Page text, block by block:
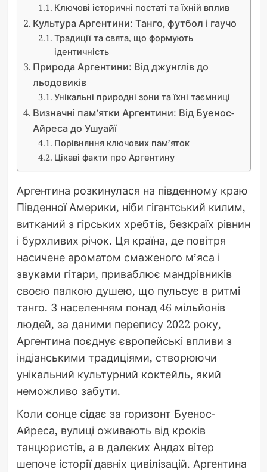
Ключові історичні постаті та їхній вплив
Культура Аргентини: Танго, футбол і гаучо
Традиції та свята, що формують
ідентичність
Природа Аргентини: Від джунглів до
льодовиків
Унікальні природні зони та їхні таємниці
Визначні пам’ятки Аргентини: Від Буенос-
Айреса до Ушуайї
Порівняння ключових пам’яток
Цікаві факти про Аргентину
Аргентина розкинулася на південному краю
Південної Америки, ніби гігантський килим,
витканий з гірських хребтів, безкраїх рівнин
і бурхливих річок. Ця країна, де повітря
насичене ароматом смаженого м’яса і
звуками гітари, приваблює мандрівників
своєю палкою душею, що пульсує в ритмі
танго. З населенням понад 46 мільйонів
людей, за даними перепису 2022 року,
Аргентина поєднує європейські впливи з
індіанськими традиціями, створюючи
унікальний культурний коктейль, який
неможливо забути.
Коли сонце сідає за горизонт Буенос-
Айреса, вулиці оживають від кроків
танцюристів, а в далеких Андах вітер
шепоче історії давніх цивілізацій. Аргентина